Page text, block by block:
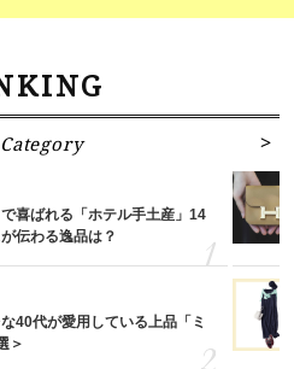
で喜ばれる「ホテル手土産」14
伝わる逸品は？
40代が愛用している上品「ミ
＞